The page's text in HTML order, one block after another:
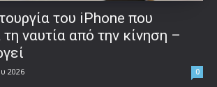
του iPhone που
ναυτία από την κίνηση –
2026 0